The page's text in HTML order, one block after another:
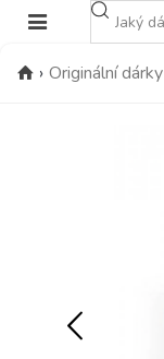
› Originální dárky